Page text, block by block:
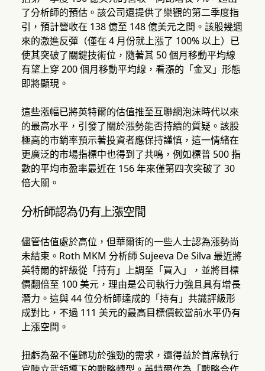
了分析師的預估。該公司還提供了樂觀的第二季度指
引，預計營收在 138 億至 148 億美元之間。該股幾週
來的激進反彈（僅在 4 月份就上漲了 100% 以上）已
使其突破了關鍵技術位，隨著其 50 個月移動平均線
有望上穿 200 個月移動平均線，看漲的「金叉」形態
即將顯現。
這些漲幅已將英特爾的估值推至互聯網泡沫時代以來
的最高水平，引發了關於漲勢能否持續的質疑。該股
極高的市銷率預示著投資者應保持謹慎，這一情緒在
更廣泛的市場指標中也得到了共鳴，例如標普 500 指
數的平均市盈率最近在 156 年來僅第四次突破了 30
倍大關。
分析師認為仍有上漲空間
儘管估值處於高位，但華爾街的一些人士認為漲勢尚
未結束。Roth MKM 分析師 Sujeeva De Silva 最近將
英特爾的評級從「持有」上調至「買入」，並將目標
價翻倍至 100 美元，理由是公司執行力強且具有增長
潛力。這與 44 位分析師達成的「持有」共識評級形
成對比，不過 111 美元的最高目標價較當前水平仍有
上漲空間。
扭虧為盈不僅歸功於強勁的需求，還得益於首席執行